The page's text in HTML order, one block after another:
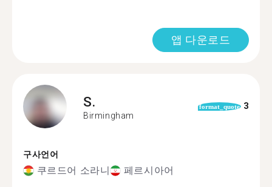
앱 다운로드
S.
Birmingham
format_quote 3
구사언어
쿠르드어 소라니 페르시아어